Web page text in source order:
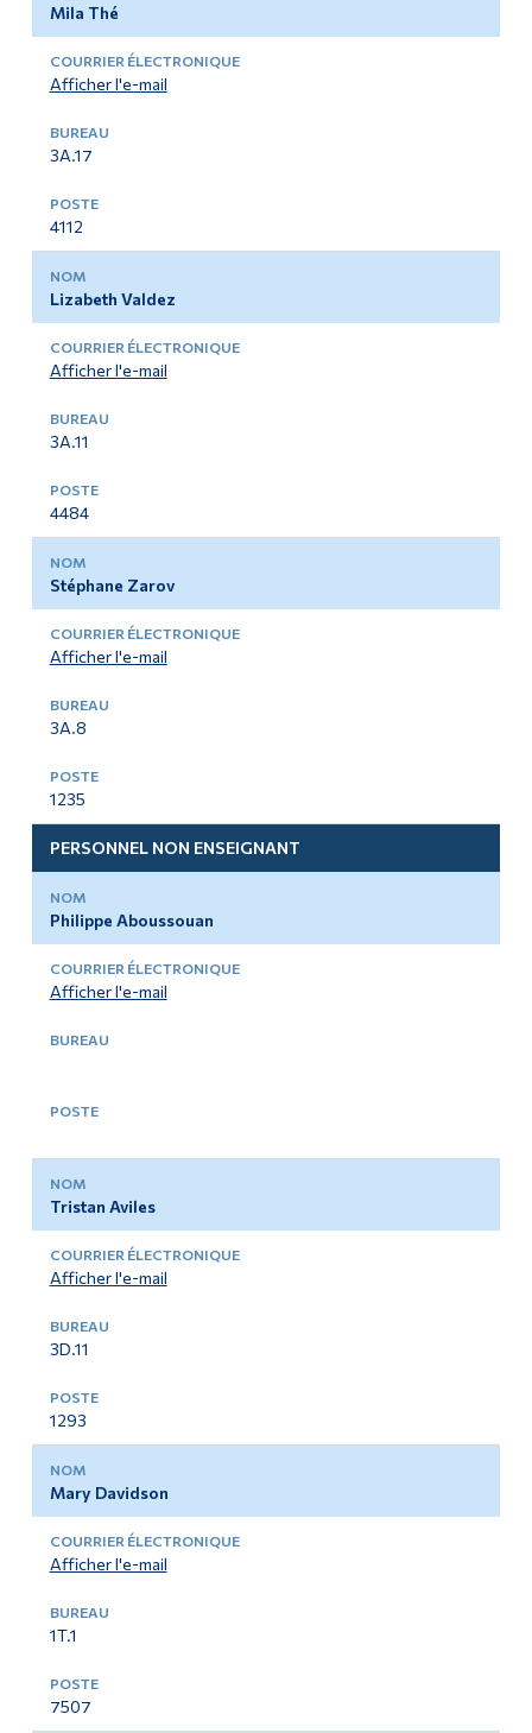
Mila Thé
Afficher l'e-mail
3A.17
4112
Lizabeth Valdez
Afficher l'e-mail
3A.11
4484
Stéphane Zarov
Afficher l'e-mail
3A.8
1235
PERSONNEL NON ENSEIGNANT
Philippe Aboussouan
Afficher l'e-mail
Tristan Aviles
Afficher l'e-mail
3D.11
1293
Mary Davidson
Afficher l'e-mail
1T.1
7507